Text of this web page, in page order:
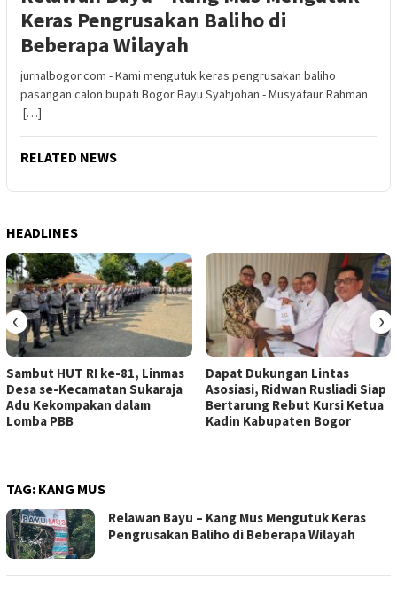
Keras Pengrusakan Baliho di
Beberapa Wilayah
jurnalbogor.com - Kami mengutuk keras pengrusakan baliho
pasangan calon bupati Bogor Bayu Syahjohan - Musyafaur Rahman
[…]
RELATED NEWS
HEADLINES
Sambut HUT RI ke-81, Linmas
Desa se-Kecamatan Sukaraja
Adu Kekompakan dalam
Lomba PBB
Dapat Dukungan Lintas
Asosiasi, Ridwan Rusliadi Siap
Bertarung Rebut Kursi Ketua
Kadin Kabupaten Bogor
‹ ›
TAG: KANG MUS
Relawan Bayu – Kang Mus Mengutuk Keras
Pengrusakan Baliho di Beberapa Wilayah